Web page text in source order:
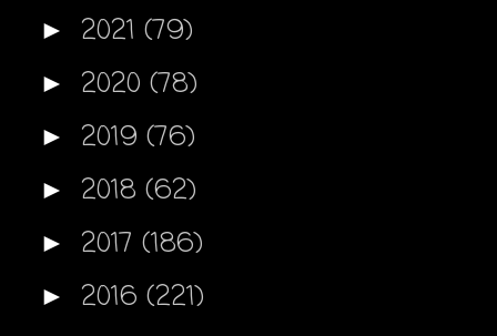
► 2021 (79)
► 2020 (78)
► 2019 (76)
► 2018 (62)
► 2017 (186)
► 2016 (221)